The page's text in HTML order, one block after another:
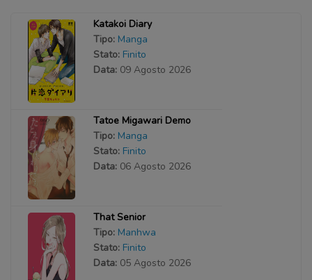
Katakoi Diary
Tipo: Manga
Stato: Finito
Data: 09 Agosto 2026
Tatoe Migawari Demo
Tipo: Manga
Stato: Finito
Data: 06 Agosto 2026
That Senior
Tipo: Manhwa
Stato: Finito
Data: 05 Agosto 2026